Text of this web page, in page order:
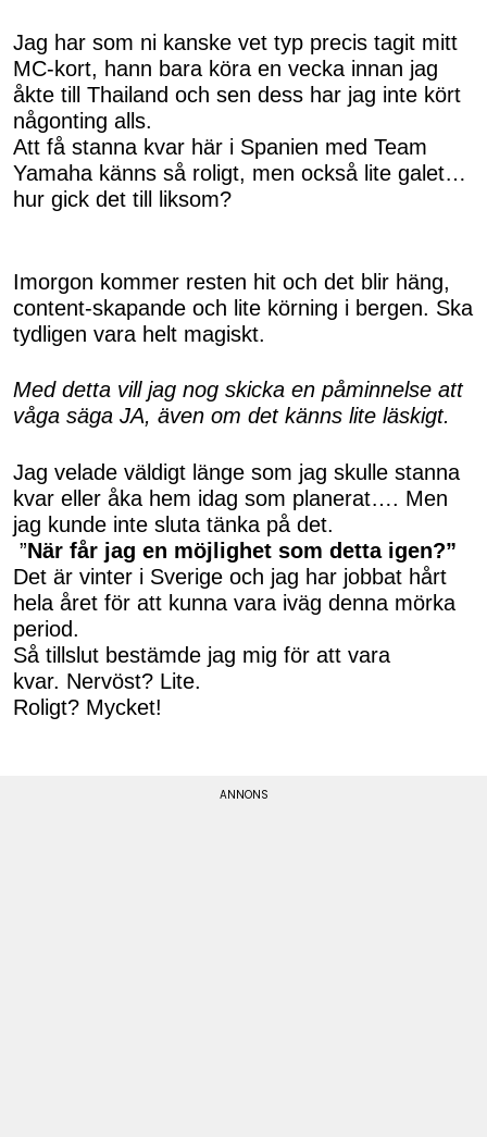
Jag har som ni kanske vet typ precis tagit mitt
MC-kort, hann bara köra en vecka innan jag
åkte till Thailand och sen dess har jag inte kört
någonting alls.
Att få stanna kvar här i Spanien med Team
Yamaha känns så roligt, men också lite galet…
hur gick det till liksom?
Imorgon kommer resten hit och det blir häng,
content-skapande och lite körning i bergen. Ska
tydligen vara helt magiskt.
Med detta vill jag nog skicka en påminnelse att
våga säga JA, även om det känns lite läskigt.
Jag velade väldigt länge som jag skulle stanna
kvar eller åka hem idag som planerat…. Men
jag kunde inte sluta tänka på det.
”När får jag en möjlighet som detta igen?”
Det är vinter i Sverige och jag har jobbat hårt
hela året för att kunna vara iväg denna mörka
period.
Så tillslut bestämde jag mig för att vara
kvar. Nervöst? Lite.
Roligt? Mycket!